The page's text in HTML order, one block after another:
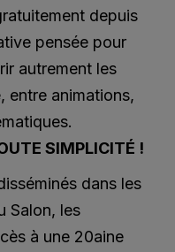
depuis
pensée pour
autrement les
entre animations,
SIMPLICITÉ !
dans les
Salon, les
à une 20aine